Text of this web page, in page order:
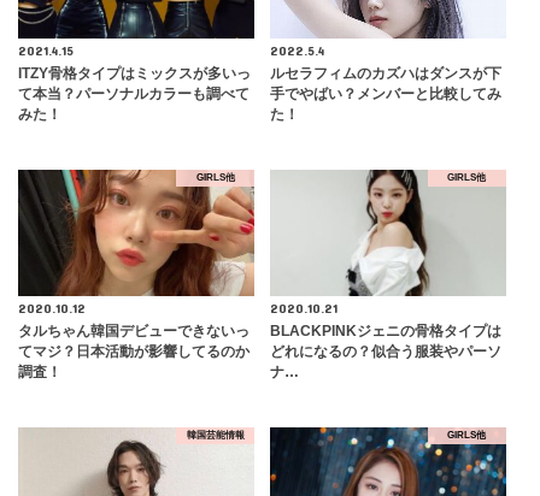
2021.4.15
ITZY骨格タイプはミックスが多いっ
て本当？パーソナルカラーも調べて
みた！
2022.5.4
ルセラフィムのカズハはダンスが下
手でやばい？メンバーと比較してみ
た！
GIRLS他
2020.10.12
タルちゃん韓国デビューできないっ
てマジ？日本活動が影響してるのか
調査！
GIRLS他
2020.10.21
BLACKPINKジェニの骨格タイプは
どれになるの？似合う服装やパーソ
ナ…
韓国芸能情報 GIRLS他